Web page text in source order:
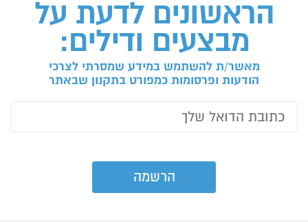
הראשונים לדעת על
מבצעים ודילים:
מאשר/ת להשתמש במידע שמסרתי לצרכי
הודעות ופרסומות כמפורט בתקנון שבאתר